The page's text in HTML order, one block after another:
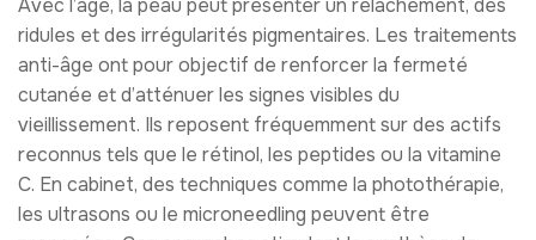
Avec l’âge, la peau peut présenter un relâchement, des
ridules et des irrégularités pigmentaires. Les traitements
anti-âge ont pour objectif de renforcer la fermeté
cutanée et d’atténuer les signes visibles du
vieillissement. Ils reposent fréquemment sur des actifs
reconnus tels que le rétinol, les peptides ou la vitamine
C. En cabinet, des techniques comme la photothérapie,
les ultrasons ou le microneedling peuvent être